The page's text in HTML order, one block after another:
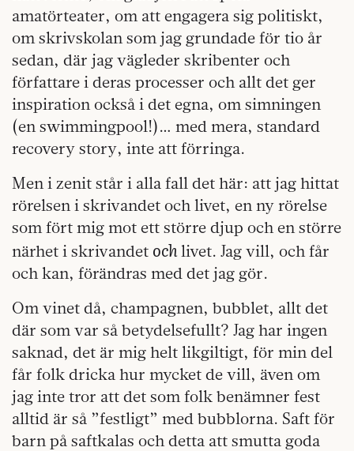
amatörteater, om att engagera sig politiskt,
om skrivskolan som jag grundade för tio år
sedan, där jag vägleder skribenter och
författare i deras processer och allt det ger
inspiration också i det egna, om simningen
(en swimmingpool!)… med mera, standard
recovery story, inte att förringa.
Men i zenit står i alla fall det här: att jag hittat
rörelsen i skrivandet och livet, en ny rörelse
som fört mig mot ett större djup och en större
närhet i skrivandet ochlivet. Jag vill, och får
och kan, förändras med det jag gör.
Om vinet då, champagnen, bubblet, allt det
där som var så betydelsefullt? Jag har ingen
saknad, det är mig helt likgiltigt, för min del
får folk dricka hur mycket de vill, även om
jag inte tror att det som folk benämner fest
alltid är så ”festligt” med bubblorna. Saft för
barn på saftkalas och detta att smutta goda